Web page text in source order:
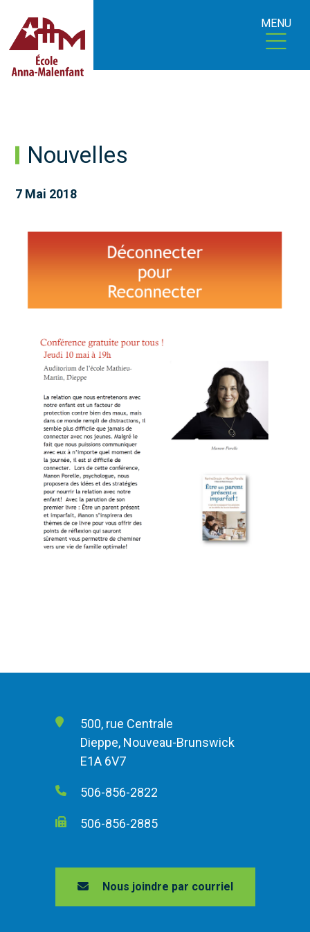
MENU
Nouvelles
7 Mai 2018
500, rue Centrale
Dieppe, Nouveau-Brunswick
E1A 6V7
506-856-2822
506-856-2885
Nous joindre par courriel